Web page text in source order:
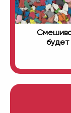
будет